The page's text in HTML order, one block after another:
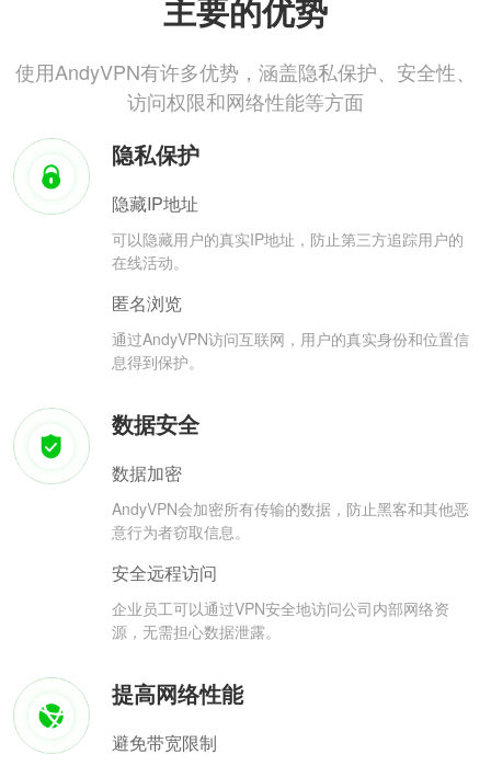
主要的优势
使用AndyVPN有许多优势，涵盖隐私保护、安全性、
访问权限和网络性能等方面
隐私保护
隐藏IP地址
可以隐藏用户的真实IP地址，防止第三方追踪用户的
在线活动。
匿名浏览
通过AndyVPN访问互联网，用户的真实身份和位置信
息得到保护。
数据安全
数据加密
AndyVPN会加密所有传输的数据，防止黑客和其他恶
意行为者窃取信息。
安全远程访问
企业员工可以通过VPN安全地访问公司内部网络资
源，无需担心数据泄露。
提高网络性能
避免带宽限制